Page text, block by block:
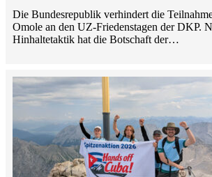
Die Bundesrepublik verhindert die
Omole an den UZ-Friedenstagen der DKP.
Hinhaltetaktik hat die Botschaft der…